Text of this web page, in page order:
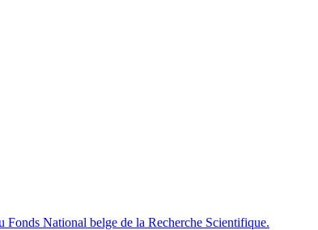
Fonds National belge de la Recherche Scientifique.